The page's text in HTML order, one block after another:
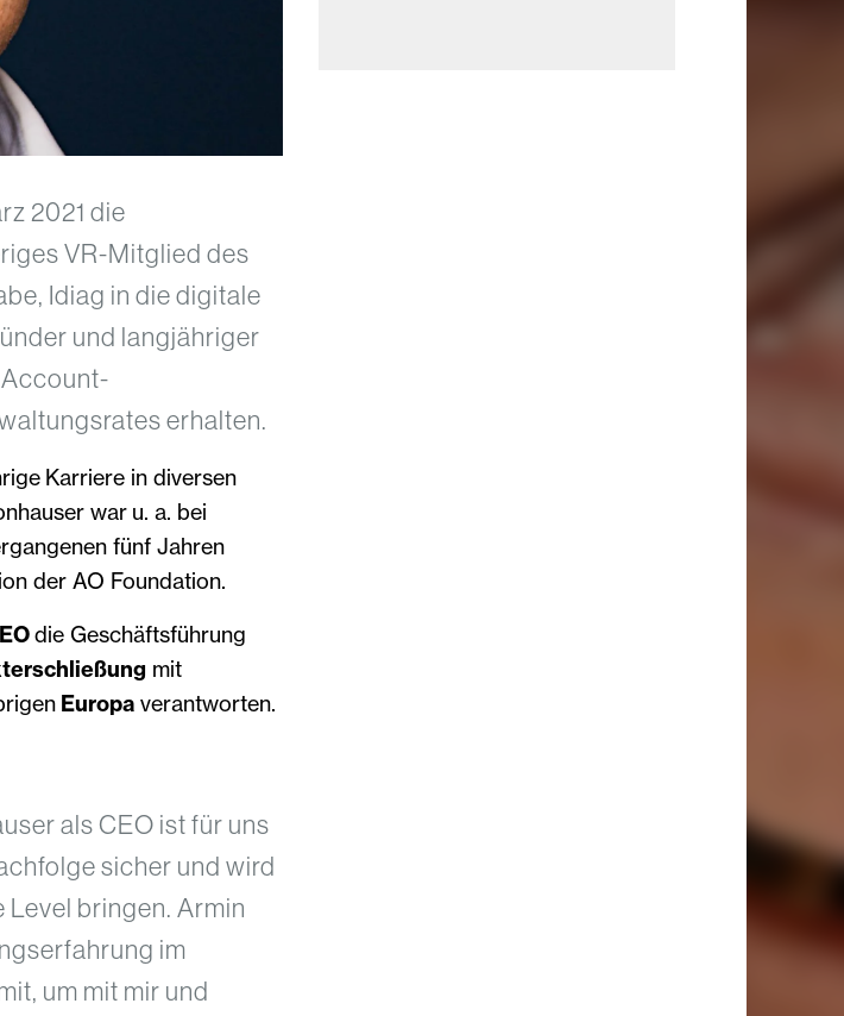
2021 die
VR-Mitglied des
Idiag in die digitale
und langjähriger
Account-
erhalten.
Karriere in diversen
war u. a. bei
fünf Jahren
der AO Foundation.
die Geschäftsführung
mit
Europaverantworten.
als CEO ist für uns
sicher und wird
Level bringen. Armin
im
um mit mir und